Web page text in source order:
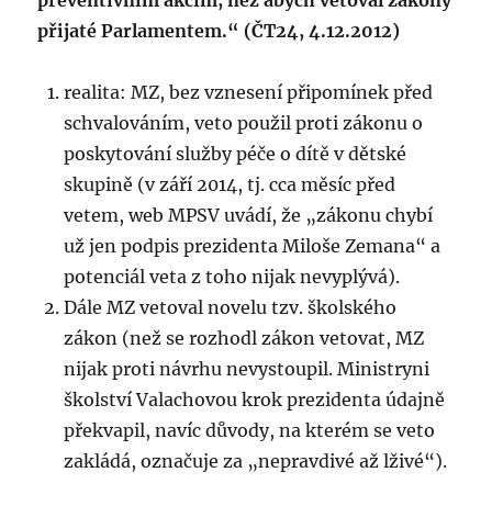
přijaté Parlamentem.“ (ČT24, 4.12.2012)
realita: MZ, bez vznesení připomínek před
schvalováním, veto použil proti zákonu o
poskytování služby péče o dítě v dětské
skupině (v září 2014, tj. cca měsíc před
vetem, web MPSV uvádí, že „zákonu chybí
už jen podpis prezidenta Miloše Zemana“ a
potenciál veta z toho nijak nevyplývá).
Dále MZ vetoval novelu tzv. školského
zákon (než se rozhodl zákon vetovat, MZ
nijak proti návrhu nevystoupil. Ministryni
školství Valachovou krok prezidenta údajně
překvapil, navíc důvody, na kterém se veto
zakládá, označuje za „nepravdivé až lživé“).